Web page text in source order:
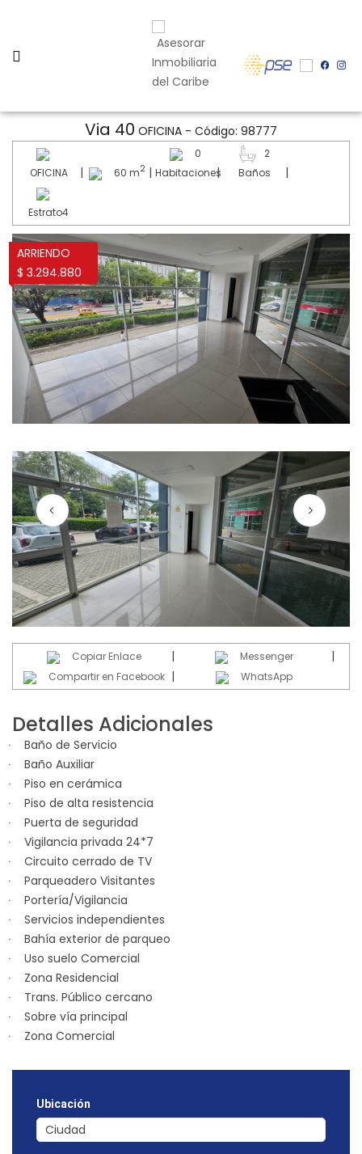
Via 40 OFICINA - Código: 98777
OFICINA | 60 m2 |
0
Habitaciones
|
2
Baños
|
Estrato4
ARRIENDO
$ 3.294.880
Copiar Enlace | Messenger |
Compartir en Facebook | WhatsApp
Detalles Adicionales
Baño de Servicio
Baño Auxiliar
Piso en cerámica
Piso de alta resistencia
Puerta de seguridad
Vigilancia privada 24*7
Circuito cerrado de TV
Parqueadero Visitantes
Portería/Vigilancia
Servicios independientes
Bahía exterior de parqueo
Uso suelo Comercial
Zona Residencial
Trans. Público cercano
Sobre vía principal
Zona Comercial
Ubicación